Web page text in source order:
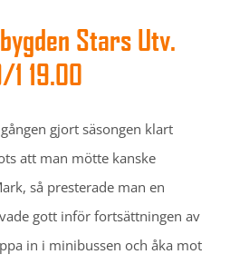
Stars Utv.
19.00
gjort säsongen klart
att man mötte kanske
så presterade man en
gott inför fortsättningen av
in i minibussen och åka mot